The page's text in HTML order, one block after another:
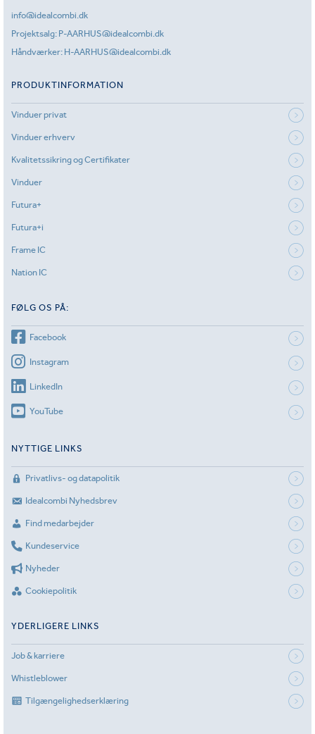
info@idealcombi.dk
Projektsalg: P-AARHUS@idealcombi.dk
Håndværker: H-AARHUS@idealcombi.dk
PRODUKTINFORMATION
Vinduer privat
Vinduer erhverv
Kvalitetssikring og Certifikater
Vinduer
Futura+
Futura+i
Frame IC
Nation IC
FØLG OS PÅ:
Facebook
Instagram
LinkedIn
YouTube
NYTTIGE LINKS
Privatlivs- og datapolitik
Idealcombi Nyhedsbrev
Find medarbejder
Kundeservice
Nyheder
Cookiepolitik
YDERLIGERE LINKS
Job & karriere
Whistleblower
Tilgængelighedserklæring